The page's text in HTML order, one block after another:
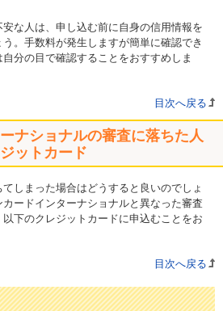
な人は、申し込む前に自身の信用情報を
。手数料が発生しますが簡単に確認でき
分の目で確認することをおすすめしま
目次へ戻る
ナショナルの審査に落ちた人
ットカード
しまった場合はどうすると良いのでしょ
ードインターナショナルと異なった審査
下のクレジットカードに申込むことをお
目次へ戻る